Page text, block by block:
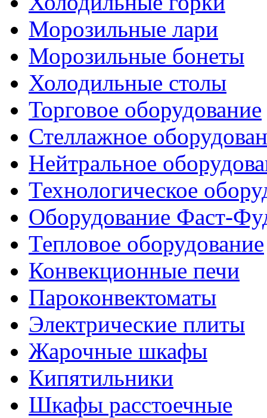
Морозильные лари
Морозильные бонеты
Холодильные столы
Торговое оборудование
Стеллажное
Нейтральное
Технологическое
Оборудование Фаст-
Тепловое оборудование
Конвекционные печи
Пароконвектоматы
Электрические плиты
Жарочные шкафы
Кипятильники
Шкафы расстоечные